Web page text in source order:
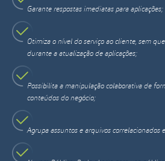
Garante respostas imediatas para aplicações;
Otimiza o nível do serviço ao cliente, sem
durante a atualização de aplicações;
Possibilita a manipulação colaborativa de
conteúdos do negócio;
Agrupa assuntos e arquivos correlacionados